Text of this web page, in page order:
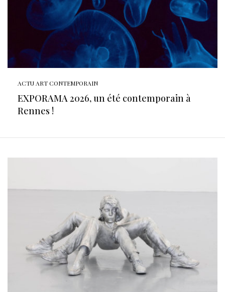
ACTU ART CONTEMPORAIN
EXPORAMA 2026, un été contemporain à
Rennes !